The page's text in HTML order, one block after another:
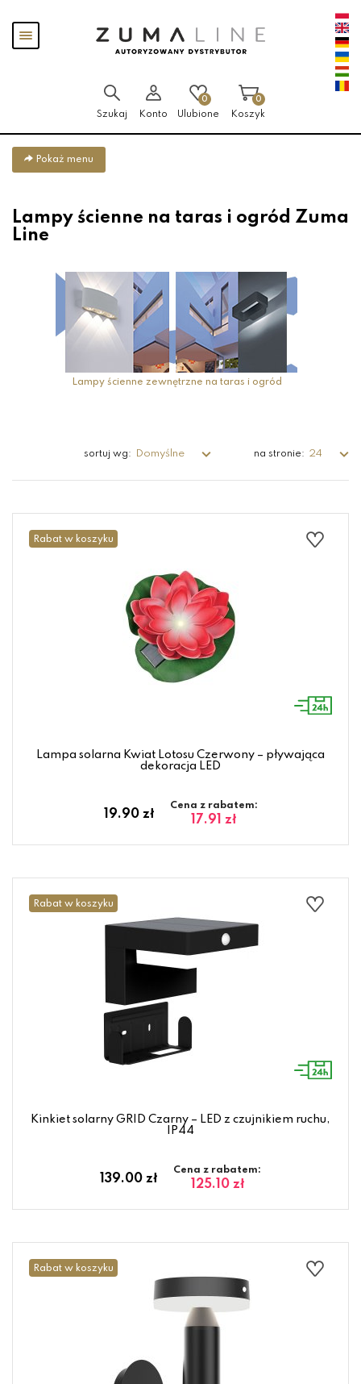
Pokaż
menu
Szukaj Konto
0
Ulubione
0
Koszyk
Pokaż menu
Lampy ścienne na taras i ogród Zuma
Line
Lampy ścienne zewnętrzne na taras i ogród
sortuj wg: Domyślne na stronie: 24
Rabat w koszyku
Lampa solarna Kwiat Lotosu Czerwony – pływająca
dekoracja LED
19.90 zł
Cena z rabatem:
17.91 zł
Rabat w koszyku
Kinkiet solarny GRID Czarny – LED z czujnikiem ruchu,
IP44
139.00 zł
Cena z rabatem:
125.10 zł
Rabat w koszyku